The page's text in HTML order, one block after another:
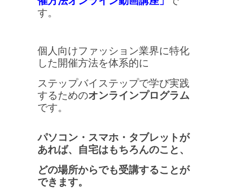
す。
個人向けファッション業界に特化
した開催方法を体系的に
ステップバイステップで学び実践
するためのオンラインプログラム
です。
パソコン・スマホ・タブレットが
あれば、自宅はもちろんのこと、
どの場所からでも受講することが
できます。